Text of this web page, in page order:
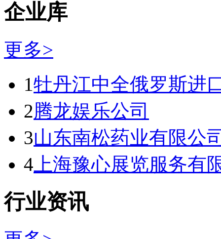
企业库
更多>
1牡丹江中全俄罗斯进
2腾龙娱乐公司
3山东南松药业有限公
4 上海豫心展览服务有
行业资讯